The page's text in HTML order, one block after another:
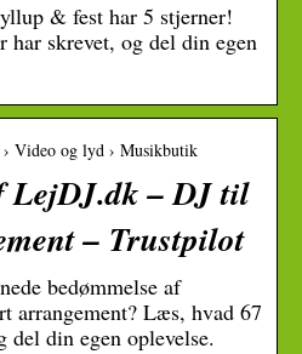
& fest har 5 stjerner!
har skrevet, og del din egen
Video og lyd › Musikbutik
LejDJ.dk – DJ til
– Trustpilot
bedømmelse af
arrangement? Læs, hvad 67
del din egen oplevelse.